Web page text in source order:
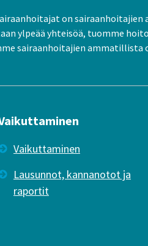
on
ylpeää yhteisöä, tuomme
sairaanhoitajien ammatillista
Vaikuttaminen
Lausunnot, kannanotot ja
raportit